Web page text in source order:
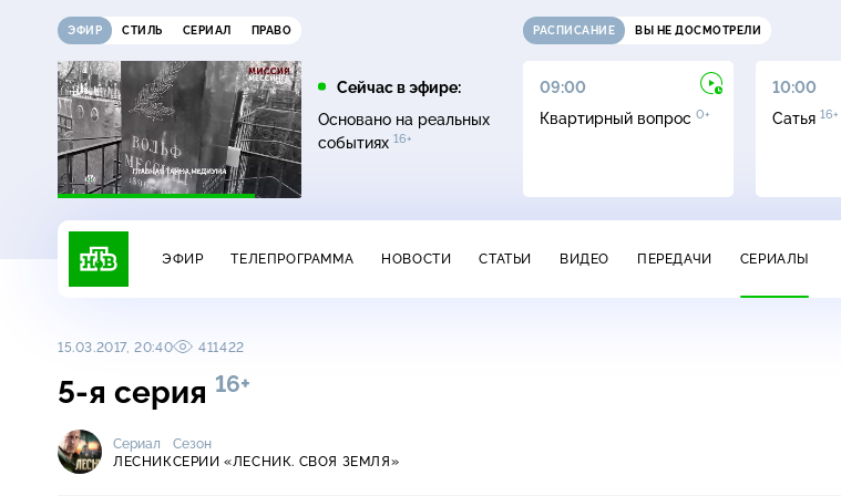
ЭФИР СТИЛЬ СЕРИАЛ ПРАВО
Сейчас в эфире:
Основано на реальных
событиях 16+
РАСПИСАНИЕ ВЫ НЕ ДОСМОТРЕЛИ
07:20
Главная дорога
08:00
Живая еда 12+
09:00
Квартирный вопрос 0+
10:00
Сатья 16+
ЭФИР ТЕЛЕПРОГРАММА НОВОСТИ СТАТЬИ ВИДЕО ПЕРЕДАЧИ СЕРИАЛЫ
15.03.2017, 20:40 411422
5-я серия 16+
Сериал
ЛЕСНИК
Сезон
СЕРИИ «ЛЕСНИК. СВОЯ ЗЕМЛЯ»